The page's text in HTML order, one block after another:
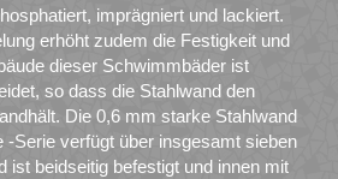
imprägniert und lackiert.
erhöht zudem die Festigkeit und
dieser Schwimmbäder ist
so dass die Stahlwand den
Die 0,6 mm starke Stahlwand
-Serie verfügt über insgesamt sieben
ist beidseitig befestigt und innen mit